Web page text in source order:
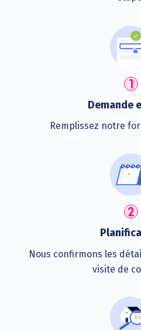
Demande
Remplissez notre
Nous confirmons les
visite de